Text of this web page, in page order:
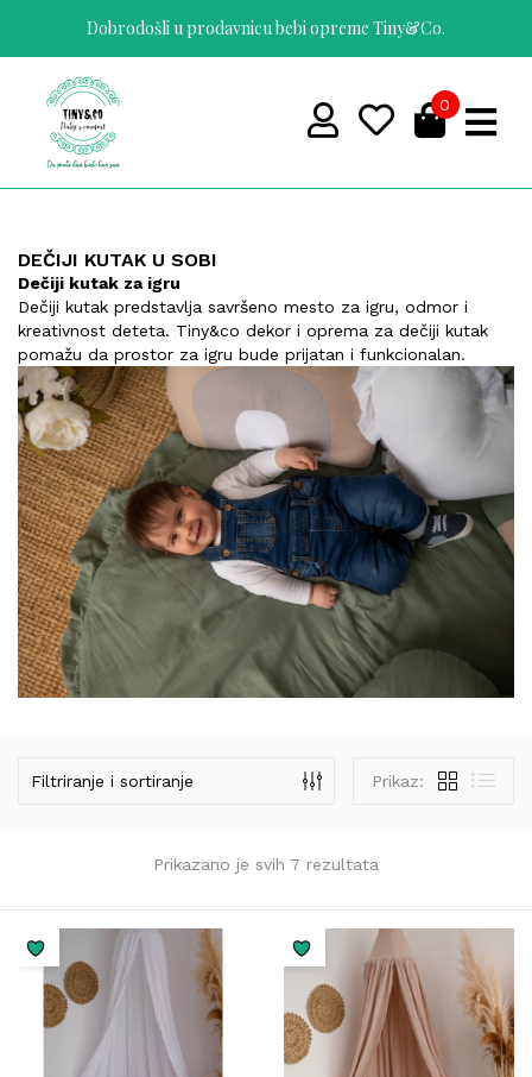
Dobrodošli u prodavnicu bebi opreme Tiny&Co.
0
DEČIJI KUTAK U SOBI
Dečiji kutak za igru
Dečiji kutak predstavlja savršeno mesto za igru, odmor i
kreativnost deteta. Tiny&co dekor i oprema za dečiji kutak
pomažu da prostor za igru bude prijatan i funkcionalan.
Prikazano je svih 7 rezultata
Filtriranje i sortiranje Prikaz: